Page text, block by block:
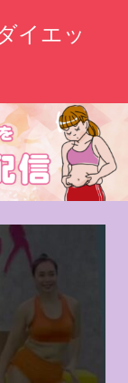
イエッ